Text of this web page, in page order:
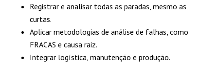
Registrar e analisar todas as paradas, mesmo as
curtas.
Aplicar metodologias de análise de falhas, como
FRACAS e causa raiz.
Integrar logística, manutenção e produção.